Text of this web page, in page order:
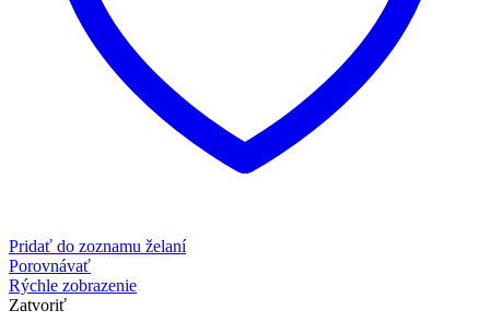
Pridať do zoznamu želaní
Porovnávať
Rýchle zobrazenie
Zatvoriť